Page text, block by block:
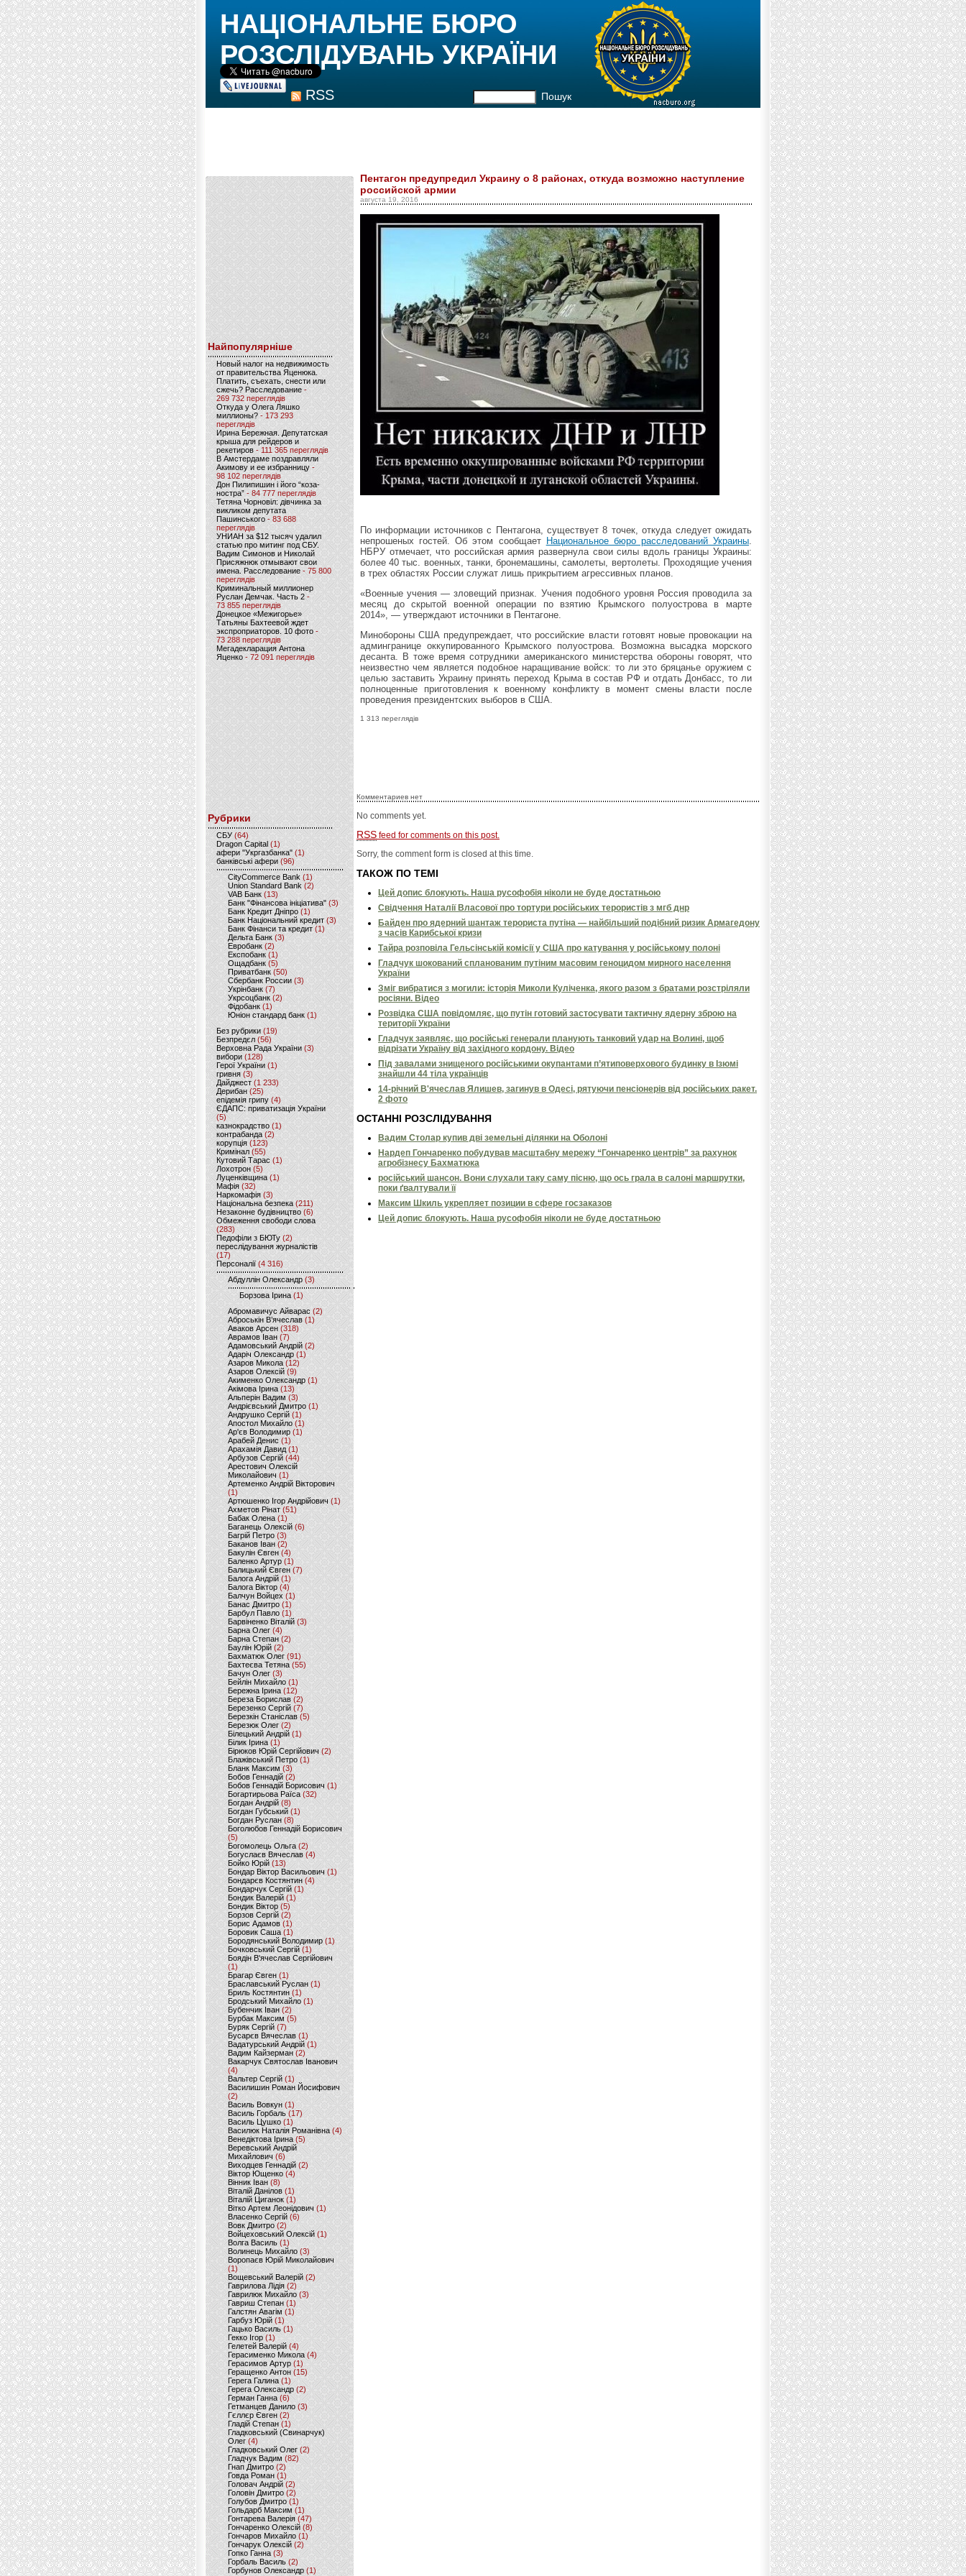
RSS Пошук
НАЦІОНАЛЬНЕ БЮРО
РОЗСЛІДУВАНЬ УКРАЇНИ
Найпопулярніше
Новый налог на недвижимость
от правительства Яценюка.
Платить, съехать, снести или
сжечь? Расследование-
269 732 переглядів
Откуда у Олега Ляшко
миллионы? - 173 293
переглядів
Ирина Бережная. Депутатская
крыша для рейдеров и
рекетиров - 111 365 переглядів
В Амстердаме поздравляли
Акимову и ее избранницу -
98 102 переглядів
Дон Пилипишин і його “коза-
ностра” - 84 777 переглядів
Тетяна Чорновіл: дівчинка за
викликом депутата
Пашинського- 83 688
переглядів
УНИАН за $12 тысяч удалил
статью про митинг под СБУ.
Вадим Симонов и Николай
Присяжнюк отмывают свои
имена. Расследование - 75 800
переглядів
Криминальный миллионер
Руслан Демчак. Часть 2-
73 855 переглядів
Донецкое «Межигорье»
Татьяны Бахтеевой ждет
экспроприаторов. 10 фото -
73 288 переглядів
Мегадекларация Антона
Яценко - 72 091 переглядів
Рубрики
CБУ (64)
Dragon Capital (1)
афери "Укргазбанка" (1)
банківські афери (96)
CityCommerce Bank (1)
Union Standard Bank (2)
VAB Банк (13)
Банк "Фінансова ініціатива" (3)
Банк Кредит Дніпро (1)
Банк Національний кредит (3)
Банк Фінанси та кредит (1)
Дельта Банк (3)
Евробанк(2)
Експобанк (1)
Ощадбанк(5)
Приватбанк (50)
Сбербанк России (3)
Укрінбанк(7)
Укрсоцбанк (2)
Фідобанк (1)
Юніон стандард банк(1)
Без рубрики (19)
Безпредєл(56)
Верховна Рада України (3)
вибори(128)
Герої України(1)
гривня (3)
Дайджест (1 233)
Дерибан (25)
епідемія грипу (4)
ЄДАПС: приватизація України
(5)
казнокрадство (1)
контрабанда (2)
корупція (123)
Кримінал (55)
Кутовий Тарас (1)
Лохотрон(5)
Луценківщина (1)
Мафія (32)
Наркомафія (3)
Національна безпека (211)
Незаконне будівництво(6)
Обмеження свободи слова
(283)
Педофіли з БЮТу (2)
переслідування журналістів
(17)
Персоналії (4 316)
Абдуллін Олександр (3)
Борзова Ірина(1)
Абромавичус Айварас (2)
Аброськін В’ячеслав(1)
Аваков Арсен (318)
Аврамов Іван (7)
Адамовський Андрій(2)
Адаріч Олександр (1)
Азаров Микола (12)
Азаров Олексій (9)
Акименко Олександр(1)
Акімова Ірина(13)
Альперін Вадим (3)
Андрієвський Дмитро(1)
Андрушко Сергій(1)
Апостол Михайло(1)
Ар'єв Володимир (1)
Арабей Денис(1)
Арахамія Давид (1)
Арбузов Сергій (44)
Арестович Олексій
Миколайович(1)
Артеменко Андрій Вікторович
(1)
Артюшенко Ігор Андрійович(1)
Ахметов Рінат(51)
Бабак Олена(1)
Баганець Олексій(6)
Багрій Петро (3)
Баканов Іван(2)
Бакулін Євген (4)
Баленко Артур(1)
Балицький Євген(7)
Балога Андрій (1)
Балога Віктор (4)
Балчун Войцех (1)
Банас Дмитро (1)
Барбул Павло(1)
Барвіненко Віталій(3)
Барна Олег (4)
Барна Степан (2)
Баулін Юрій (2)
Бахматюк Олег (91)
Бахтеєва Тетяна(55)
Бачун Олег (3)
Бейлін Михайло (1)
Бережна Ірина(12)
Береза Борислав(2)
Березенко Сергій (7)
Березкін Станіслав (5)
Березюк Олег(2)
Білецький Андрій (1)
Білик Ірина (1)
Бірюков Юрій Сергійович (2)
Блажівський Петро (1)
Бланк Максим(3)
Бобов Геннадій (2)
Бобов Геннадій Борисович (1)
Богартирьова Раїса (32)
Богдан Андрій(8)
Богдан Губський (1)
Богдан Руслан(8)
Боголюбов Геннадій Борисович
(5)
Богомолець Ольга (2)
Богуслаєв Вячеслав (4)
Бойко Юрій (13)
Бондар Віктор Васильович (1)
Бондарєв Костянтин (4)
Бондарчук Сергій(1)
Бондик Валерій (1)
Бондик Віктор(5)
Борзов Сергiй (2)
Борис Адамов(1)
Боровик Саша (1)
Бородянський Володимир (1)
Бочковський Сергій (1)
Боядін В'ячеслав Сергійович
(1)
Брагар Євген (1)
Браславський Руслан (1)
Бриль Костянтин (1)
Бродський Михайло (1)
Бубенчик Іван(2)
Бурбак Максим (5)
Буряк Сергій (7)
Бусарєв Вячеслав (1)
Вадатурський Андрій (1)
Вадим Кайзерман (2)
Вакарчук Святослав Іванович
(4)
Вальтер Сергій (1)
Василишин Роман Йосифович
(2)
Василь Вовкун (1)
Василь Горбаль (17)
Василь Цушко (1)
Василюк Наталія Романівна (4)
Венедіктова Ірина(5)
Веревський Андрій
Михайлович (6)
Виходцев Геннадій (2)
Віктор Ющенко (4)
Вінник Іван (8)
Віталій Данілов (1)
Віталій Циганок (1)
Вітко Артем Леонідович(1)
Власенко Сергій (6)
Вовк Дмитро(2)
Войцеховський Олексій(1)
Волга Василь (1)
Волинець Михайло (3)
Воропаєв Юрій Миколайович
(1)
Вощевський Валерій(2)
Гаврилова Лідія (2)
Гаврилюк Михайло (3)
Гавриш Степан (1)
Галстян Авагім (1)
Гарбуз Юрій (1)
Гацько Василь (1)
Гекко Ігор(1)
Гелетей Валерій (4)
Герасименко Микола (4)
Герасимов Артур (1)
Геращенко Антон(15)
Герега Галина (1)
Герега Олександр (2)
Герман Ганна (6)
Гетманцев Данило (3)
Гєллєр Євген (2)
Гладій Степан(1)
Гладковський (Свинарчук)
Олег (4)
Гладковський Олег (2)
Гладчук Вадим (82)
Гнап Дмитро (2)
Говда Роман(1)
Головач Андрій (2)
Головін Дмитро (2)
Голубов Дмитро (1)
Гольдарб Максим(1)
Гонтарева Валерія (47)
Гончаренко Олексій(8)
Гончаров Михайло (1)
Гончарук Олексій (2)
Гопко Ганна (3)
Горбаль Василь (2)
Горбунов Олександр (1)
Пентагон предупредил Украину о 8 районах, откуда возможно наступление
российской армии
августа 19, 2016
По информации источников с Пентагона, существует 8 точек, откуда следует ожидать
непрошеных гостей. Об этом сообщает Национальное бюро расследований Украины.
НБРУ отмечает, что российская армия развернула свои силы вдоль границы Украины:
более 40 тыс. военных, танки, бронемашины, самолеты, вертолеты. Проходящие учения
в трех областях России служат лишь прикрытием агрессивных планов.
«Военные учения — зловещий признак. Учения подобного уровня Россия проводила за
месяц до скрытой военной операции по взятию Крымского полуострова в марте
2014», — утверждают источники в Пентагоне.
Минобороны США предупреждает, что российские власти готовят новые провокации на
админгранице оккупированного Крымского полуострова. Возможна высадка морского
десанта. В тоже время сотрудники американского министерства обороны говорят, что
неизвестно чем является подобное наращивание войск: то ли это бряцанье оружием с
целью заставить Украину принять переход Крыма в состав РФ и отдать Донбасс, то ли
полноценные приготовления к военному конфликту в момент смены власти после
проведения президентских выборов в США.
1 313 переглядів
Комментариев нет
No comments yet.
RSS feed for comments on this post.
Sorry, the comment form is closed at this time.
ТАКОЖ ПО ТЕМІ
Цей допис блокують. Наша русофобія ніколи не буде достатньою
Свідчення Наталії Власової про тортури російських терористів з мгб днр
Байден про ядерний шантаж терориста путіна — найбільший подібний ризик Армагедону
з часів Карибської кризи
Тайра розповіла Гельсінській комісії у США про катування у російському полоні
Гладчук шокований спланованим путіним масовим геноцидом мирного населення
України
Зміг вибратися з могили: історія Миколи Куліченка, якого разом з братами розстріляли
росіяни. Відео
Розвідка США повідомляє, що путін готовий застосувати тактичну ядерну зброю на
території України
Гладчук заявляє, що російські генерали планують танковий удар на Волині, щоб
відрізати Україну від західного кордону. Відео
Під завалами знищеного російськими окупантами п’ятиповерхового будинку в Ізюмі
знайшли 44 тіла українців
14-річний В'ячеслав Ялишев, загинув в Одесі, рятуючи пенсіонерів від російських ракет.
2 фото
ОСТАННІ РОЗСЛІДУВАННЯ
Вадим Столар купив дві земельні ділянки на Оболоні
Нардеп Гончаренко побудував масштабну мережу “Гончаренко центрів” за рахунок
агробізнесу Бахматюка
російський шансон. Вони слухали таку саму пісню, що ось грала в салоні маршрутки,
поки ґвалтували її
Максим Шкиль укрепляет позиции в сфере госзаказов
Цей допис блокують. Наша русофобія ніколи не буде достатньою